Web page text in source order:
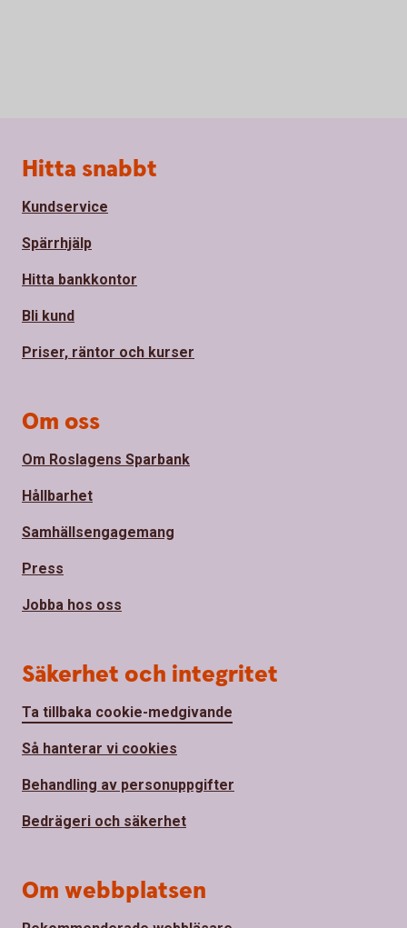
Sidfot
Hitta snabbt
Kundservice
Spärrhjälp
Hitta bankkontor
Bli kund
Priser, räntor och kurser
Om oss
Om Roslagens Sparbank
Hållbarhet
Samhällsengagemang
Press
Jobba hos oss
Säkerhet och integritet
Ta tillbaka cookie-medgivande
Så hanterar vi cookies
Behandling av personuppgifter
Bedrägeri och säkerhet
Om webbplatsen